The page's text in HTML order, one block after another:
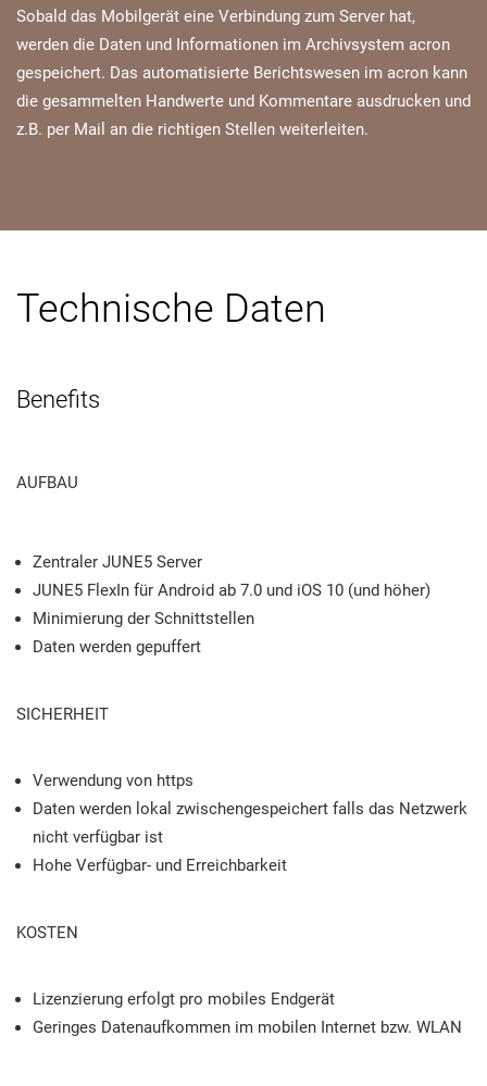
Sobald das Mobilgerät eine Verbindung zum Server hat,
werden die Daten und Informationen im Archivsystem acron
gespeichert. Das automatisierte Berichtswesen im acron kann
die gesammelten Handwerte und Kommentare ausdrucken und
z.B. per Mail an die richtigen Stellen weiterleiten.
Technische Daten
Benefits
AUFBAU
Zentraler JUNE5 Server
JUNE5 FlexIn für Android ab 7.0 und iOS 10 (und höher)
Minimierung der Schnittstellen
Daten werden gepuffert
SICHERHEIT
Verwendung von https
Daten werden lokal zwischengespeichert falls das Netzwerk
nicht verfügbar ist
Hohe Verfügbar- und Erreichbarkeit
KOSTEN
Lizenzierung erfolgt pro mobiles Endgerät
Geringes Datenaufkommen im mobilen Internet bzw. WLAN